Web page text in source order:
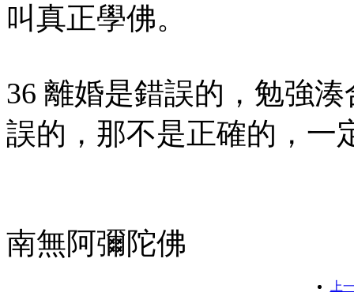
叫真正學佛。
36 離婚是錯誤的，勉強
誤的，那不是正確的，一
南無阿彌陀佛
上